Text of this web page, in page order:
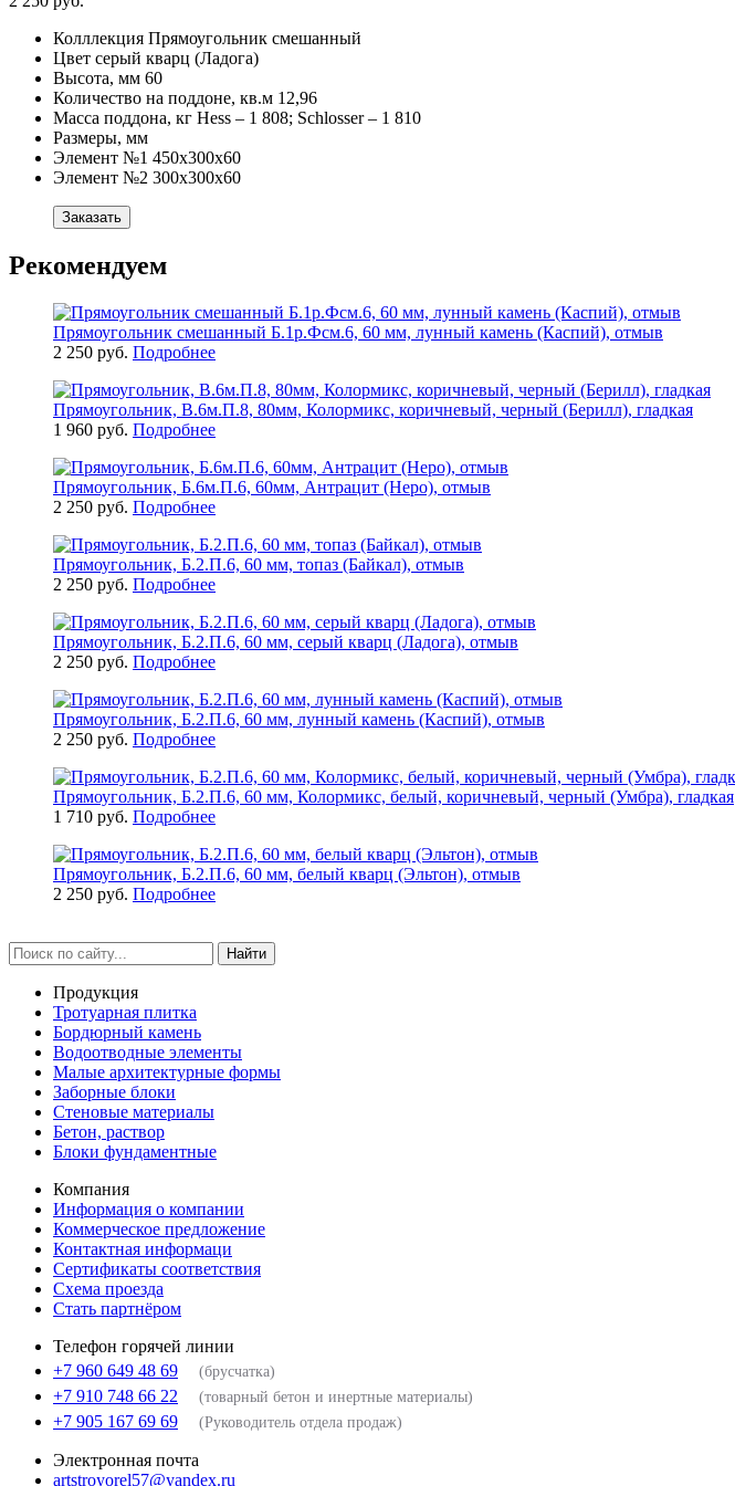
Колллекция Прямоугольник смешанный
Цвет серый кварц (Ладога)
Высота, мм 60
Количество на поддоне, кв.м 12,96
Масса поддона, кг Hess – 1 808; Schlosser – 1 810
Размеры, мм
Элемент №1 450х300х60
Элемент №2 300х300х60
Заказать
Рекомендуем
Прямоугольник смешанный Б.1р.Фсм.6, 60 мм, лунный камень (Каспий), отмыв
2 250 руб. Подробнее
Прямоугольник, В.6м.П.8, 80мм, Колормикс, коричневый, черный (Берилл), гладкая
1 960 руб. Подробнее
Прямоугольник, Б.6м.П.6, 60мм, Антрацит (Неро), отмыв
2 250 руб. Подробнее
Прямоугольник, Б.2.П.6, 60 мм, топаз (Байкал), отмыв
2 250 руб. Подробнее
Прямоугольник, Б.2.П.6, 60 мм, серый кварц (Ладога), отмыв
2 250 руб. Подробнее
Прямоугольник, Б.2.П.6, 60 мм, лунный камень (Каспий), отмыв
2 250 руб. Подробнее
Прямоугольник, Б.2.П.6, 60 мм, Колормикс, белый, коричневый, черный (Умбра), гладкая
1 710 руб. Подробнее
Прямоугольник, Б.2.П.6, 60 мм, белый кварц (Эльтон), отмыв
2 250 руб. Подробнее
Найти
Продукция
Тротуарная плитка
Бордюрный камень
Водоотводные элементы
Малые архитектурные формы
Заборные блоки
Стеновые материалы
Бетон, раствор
Блоки фундаментные
Компания
Информация о компании
Коммерческое предложение
Контактная информаци
Сертификаты соответствия
Схема проезда
Стать партнёром
Телефон горячей линии
+7 960 649 48 69
(брусчатка)
+7 910 748 66 22 (товарный бетон и инертные материалы)
+7 905 167 69 69 (Руководитель отдела продаж)
Электронная почта
artstroyorel57@yandex.ru